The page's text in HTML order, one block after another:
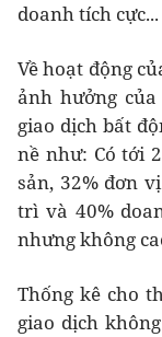
doanh tích cực...
Về hoạt động
ảnh hưởng
giao dịch bất
nề như: Có tới
sản, 32% đơn
trì và 40%
nhưng không
Thống kê cho
giao dịch